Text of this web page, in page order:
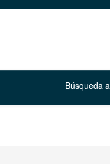
Búsqueda